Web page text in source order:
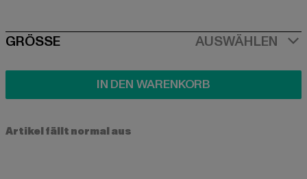
SIZE
GRÖSSE AUSWÄHLEN
IN DEN WARENKORB
Artikel fällt normal aus